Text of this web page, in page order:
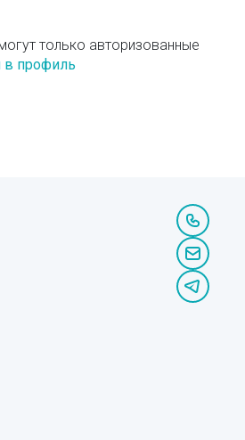
только авторизованные
в профиль